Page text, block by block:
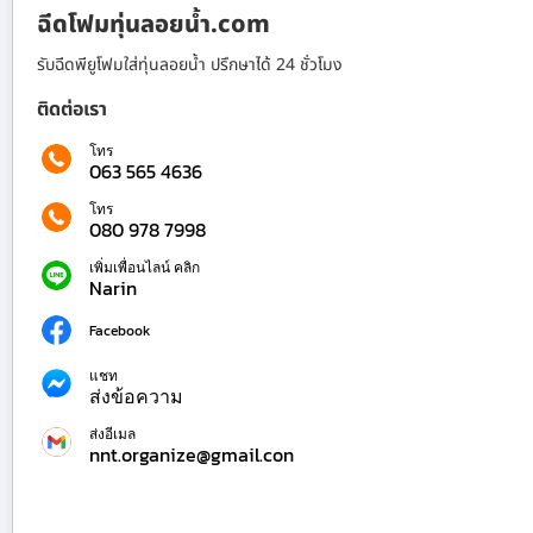
ฉีดโฟมทุ่นลอยน้ำ.com
รับฉีดพียูโฟมใส่ทุ่นลอยน้ำ ปรึกษาได้ 24 ชั่วโมง
ติดต่อเรา
โทร
063 565 4636
โทร
080 978 7998
เพิ่มเพื่อนไลน์ คลิก
Narin
Facebook
แชท
ส่งข้อความ
ส่งอีเมล
nnt.organize@gmail.con